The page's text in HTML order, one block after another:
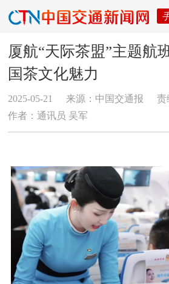
厦航“天际茶盟”主题航
国茶文化魅力
2025-05-21 来源：中国交通报
责
作者：通讯员 吴军